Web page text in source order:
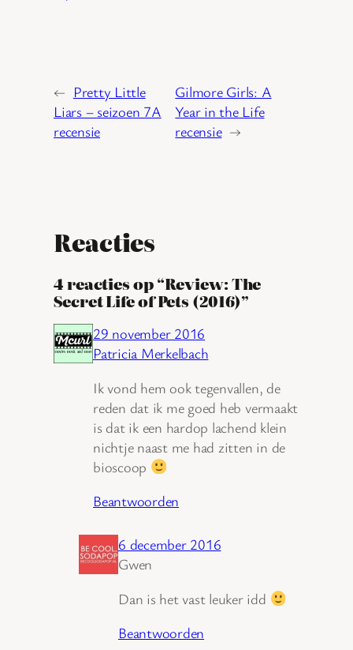
← Pretty Little
Liars – seizoen 7A
recensie
Gilmore Girls: A
Year in the Life
recensie →
Reacties
4 reacties op “Review: The
Secret Life of Pets (2016)”
29 november 2016
Patricia Merkelbach
Ik vond hem ook tegenvallen, de
reden dat ik me goed heb vermaakt
is dat ik een hardop lachend klein
nichtje naast me had zitten in de
bioscoop
Beantwoorden
6 december 2016
Gwen
Dan is het vast leuker idd
Beantwoorden